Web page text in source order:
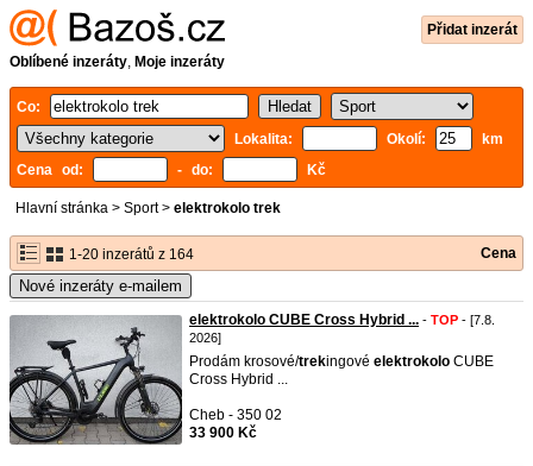
Přidat inzerát
Oblíbené inzeráty, Moje inzeráty
Co:
Lokalita:
Okolí:
km
Cena od:
- do: Kč
Hlavní stránka > Sport> elektrokolo trek
1-20 inzerátů z 164 Cena
Nové inzeráty e-mailem
elektrokolo CUBE Cross Hybrid ... - TOP - [7.8.
2026]
Prodám krosové/trekingové elektrokolo CUBE
Cross Hybrid ...
Cheb - 350 02
33 900 Kč